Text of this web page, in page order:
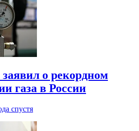
о рекордном
газа в России
спустя